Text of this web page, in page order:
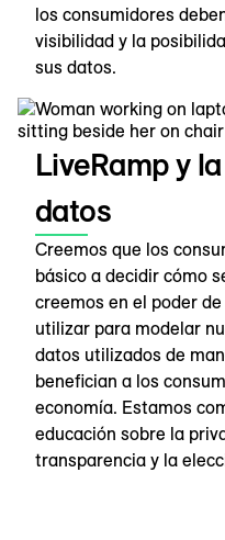
los consumidores
visibilidad y la
sus datos.
LiveRamp y
datos
Creemos que los
básico a decidir cómo
creemos en el poder
utilizar para modelar
datos utilizados de
benefician a los
economía. Estamos
educación sobre la
transparencia y la